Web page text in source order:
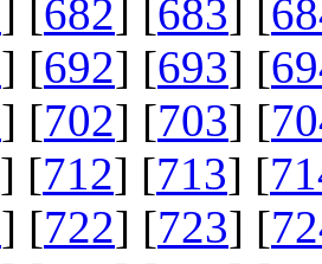
] [682] [683] [
] [692] [693] [
] [702] [703] [
] [712] [713] [
] [722] [723] [